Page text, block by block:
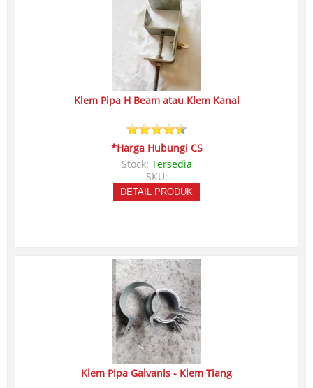
Klem Pipa H Beam atau Klem Kanal
*Harga Hubungi CS
Stock: Tersedia
SKU:
DETAIL PRODUK
Klem Pipa Galvanis - Klem Tiang